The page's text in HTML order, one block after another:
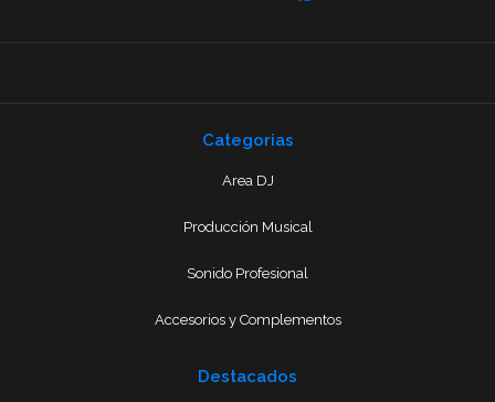
Categorias
Area DJ
Producción Musical
Sonido Profesional
Accesorios y Complementos
Destacados